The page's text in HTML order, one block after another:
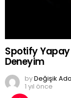
Spotify Yapay
Deneyim
byDeğişik
1 yıl önce